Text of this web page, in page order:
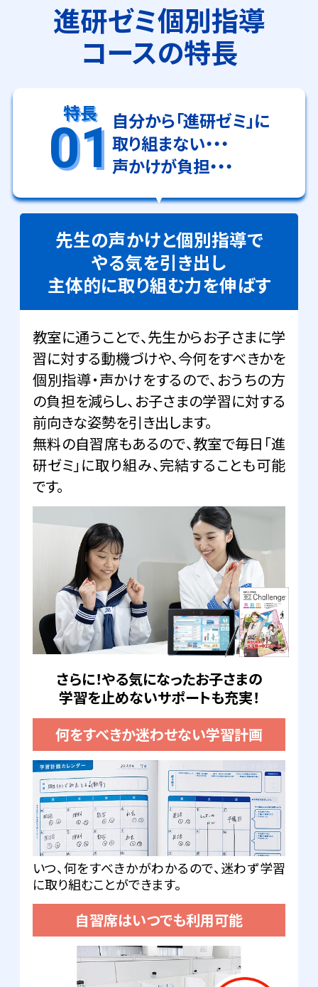
進研ゼミ個別指導
コースの特長
特長
01 自分から「進研ゼミ」に
取り組まない・・・
声かけが負担・・・
先生の声かけと個別指導で
やる気を引き出し
主体的に取り組む力を伸ばす
教室に通うことで、先生からお子さまに学
習に対する動機づけや、今何をすべきかを
個別指導・声かけをするので、おうちの方
の負担を減らし、お子さまの学習に対する
前向きな姿勢を引き出します。
無料の自習席もあるので、教室で毎日「進
研ゼミ」に取り組み、完結することも可能
です。
さらに！やる気になったお子さまの
学習を止めないサポートも充実！
何をすべきか迷わせない学習計画
いつ、何をすべきかがわかるので、迷わず学習
に取り組むことができます。
自習席はいつでも利用可能